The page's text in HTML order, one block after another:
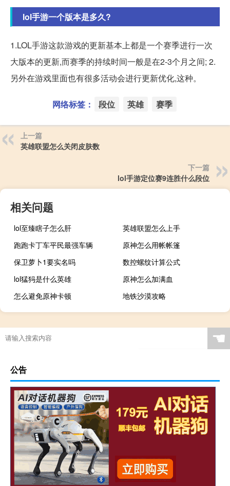
lol手游一个版本是多久?
1.LOL手游这款游戏的更新基本上都是一个赛季进行一次
大版本的更新,而赛季的持续时间一般是在2-3个月之间; 2.
另外在游戏里面也有很多活动会进行更新优化,这种。
网络标签： 段位 英雄 赛季
上一篇
英雄联盟怎么关闭皮肤数
下一篇
lol手游定位赛9连胜什么段位
相关问题
lol至臻瞎子怎么肝
英雄联盟怎么上手
跑跑卡丁车平民最强车辆
原神怎么用帐帐篷
保卫萝卜1要实名吗
数控螺纹计算公式
lol猛犸是什么英雄
原神怎么加满血
怎么避免原神卡顿
地铁沙漠攻略
☚
公告